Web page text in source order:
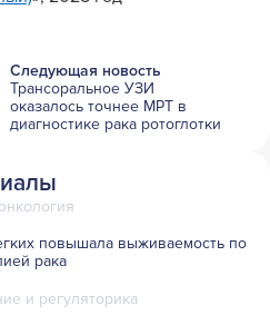
Следующая новость
Трансоральное УЗИ
оказалось точнее МРТ в
диагностике рака ротоглотки
повышала выживаемость по
рака
и регуляторика